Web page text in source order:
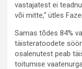
vastajatest ei
või mitte,“ ütles
Samas tõdes 84%
täisteratoodete
osalenutest peab
toitumise